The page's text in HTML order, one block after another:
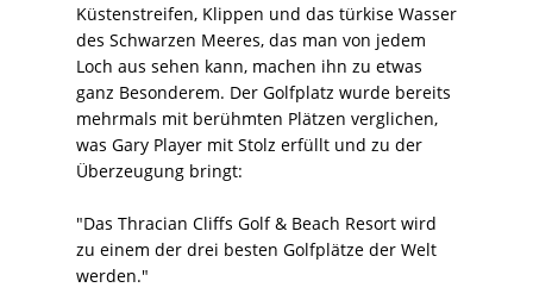
Küstenstreifen, Klippen und das türkise Wasser
des Schwarzen Meeres, das man von jedem
Loch aus sehen kann, machen ihn zu etwas
ganz Besonderem. Der Golfplatz wurde bereits
mehrmals mit berühmten Plätzen verglichen,
was Gary Player mit Stolz erfüllt und zu der
Überzeugung bringt:
"Das Thracian Cliffs Golf & Beach Resort wird
zu einem der drei besten Golfplätze der Welt
werden."